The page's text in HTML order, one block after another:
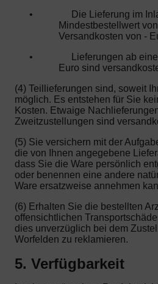
•
Die Lieferung im
Mindestbestellwert
Versandkosten von -
•
Lieferungen ab
Euro sind
(4) Teillieferungen sind, soweit
möglich. Es entstehen für Sie
Kosten. Etwaige
Zweitzustellungen sind
(5) Sie versichern mit der
die von Ihnen angegebene
dass Sie die Ware persönlich
oder benennen eine andere
Ware ersatzweise annehmen
(6) Erhalten Sie die bestellten
offensichtlichen
dies unverzüglich bei dem
Worfelden zu reklamieren.
5. Verfügbarkeit